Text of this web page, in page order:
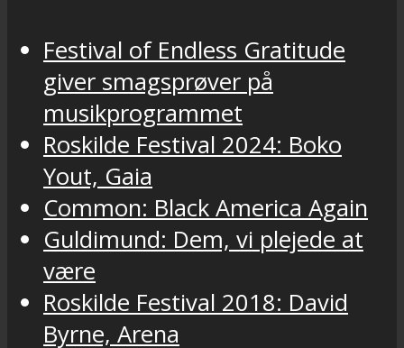
Festival of Endless Gratitude
giver smagsprøver på
musikprogrammet
Roskilde Festival 2024: Boko
Yout, Gaia
Common: Black America Again
Guldimund: Dem, vi plejede at
være
Roskilde Festival 2018: David
Byrne, Arena